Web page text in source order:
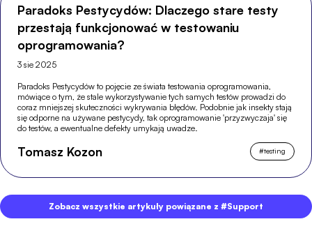
Paradoks Pestycydów: Dlaczego stare testy
przestają funkcjonować w testowaniu
oprogramowania?
3 sie 2025
Paradoks Pestycydów to pojęcie ze świata testowania oprogramowania,
mówiące o tym, że stale wykorzystywanie tych samych testów prowadzi do
coraz mniejszej skuteczności wykrywania błędów. Podobnie jak insekty stają
się odporne na używane pestycydy, tak oprogramowanie 'przyzwyczaja' się
do testów, a ewentualne defekty umykają uwadze.
Tomasz Kozon #testing
Zobacz wszystkie artykuły powiązane z #Support